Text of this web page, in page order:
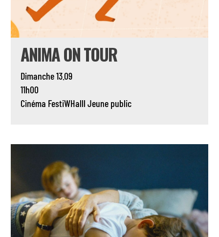
ANIMA ON TOUR
Dimanche 13.09
11h00
Cinéma FestiWHalll Jeune public